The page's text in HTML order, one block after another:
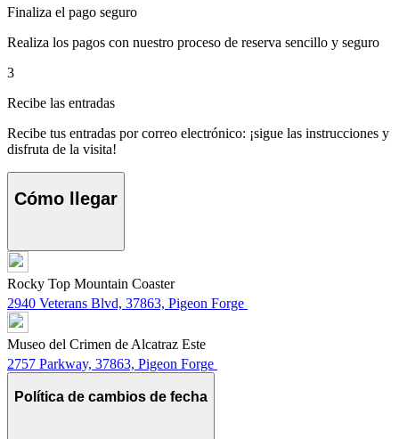
Finaliza el pago seguro
Realiza los pagos con nuestro proceso de reserva sencillo y seguro
3
Recibe las entradas
Recibe tus entradas por correo electrónico: ¡sigue las instrucciones y
disfruta de la visita!
Cómo llegar
Rocky Top Mountain Coaster
2940 Veterans Blvd, 37863, Pigeon Forge
Museo del Crimen de Alcatraz Este
2757 Parkway, 37863, Pigeon Forge
Política de cambios de fecha